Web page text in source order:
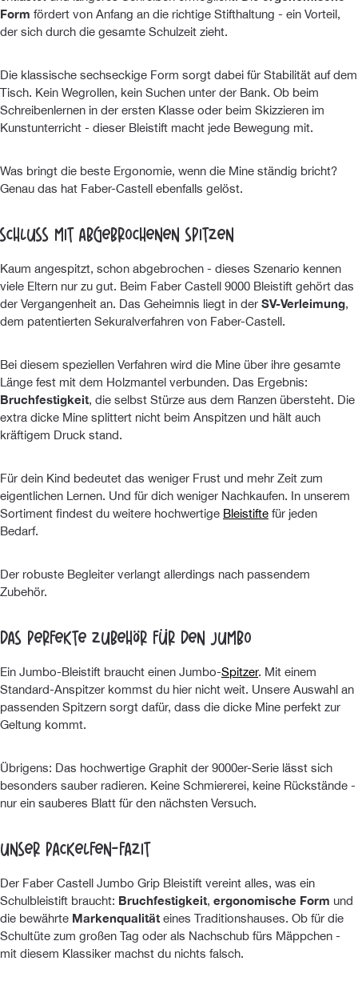
Form fördert von Anfang an die richtige Stifthaltung - ein Vorteil,
der sich durch die gesamte Schulzeit zieht.
Die klassische sechseckige Form sorgt dabei für Stabilität auf dem
Tisch. Kein Wegrollen, kein Suchen unter der Bank. Ob beim
Schreibenlernen in der ersten Klasse oder beim Skizzieren im
Kunstunterricht - dieser Bleistift macht jede Bewegung mit.
Was bringt die beste Ergonomie, wenn die Mine ständig bricht?
Genau das hat Faber-Castell ebenfalls gelöst.
Schluss mit abgebrochenen Spitzen
Kaum angespitzt, schon abgebrochen - dieses Szenario kennen
viele Eltern nur zu gut. Beim Faber Castell 9000 Bleistift gehört das
der Vergangenheit an. Das Geheimnis liegt in der SV-Verleimung,
dem patentierten Sekuralverfahren von Faber-Castell.
Bei diesem speziellen Verfahren wird die Mine über ihre gesamte
Länge fest mit dem Holzmantel verbunden. Das Ergebnis:
Bruchfestigkeit, die selbst Stürze aus dem Ranzen übersteht. Die
extra dicke Mine splittert nicht beim Anspitzen und hält auch
kräftigem Druck stand.
Für dein Kind bedeutet das weniger Frust und mehr Zeit zum
eigentlichen Lernen. Und für dich weniger Nachkaufen. In unserem
Sortiment findest du weitere hochwertige Bleistifte für jeden
Bedarf.
Der robuste Begleiter verlangt allerdings nach passendem
Zubehör.
Das perfekte Zubehör für den Jumbo
Ein Jumbo-Bleistift braucht einen Jumbo-Spitzer. Mit einem
Standard-Anspitzer kommst du hier nicht weit. Unsere Auswahl an
passenden Spitzern sorgt dafür, dass die dicke Mine perfekt zur
Geltung kommt.
Übrigens: Das hochwertige Graphit der 9000er-Serie lässt sich
besonders sauber radieren. Keine Schmiererei, keine Rückstände -
nur ein sauberes Blatt für den nächsten Versuch.
Unser Packelfen-Fazit
Der Faber Castell Jumbo Grip Bleistift vereint alles, was ein
Schulbleistift braucht: Bruchfestigkeit, ergonomische Form und
die bewährte Markenqualität eines Traditionshauses. Ob für die
Schultüte zum großen Tag oder als Nachschub fürs Mäppchen -
mit diesem Klassiker machst du nichts falsch.